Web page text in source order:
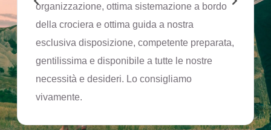
organizzazione, ottima sistemazione a bordo
della crociera e ottima guida a nostra
esclusiva disposizione, competente preparata,
gentilissima e disponibile a tutte le nostre
necessità e desideri. Lo consigliamo
vivamente.